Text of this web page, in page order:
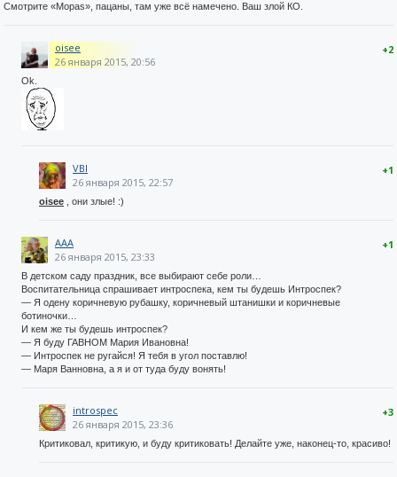
Смотрите «Mopas», пацаны, там уже всё намечено. Ваш злой КО.
+2
oisee
26 января 2015, 20:56
Ok.
+1
VBI
26 января 2015, 22:57
oisee , они злые! :)
+1
AAA
26 января 2015, 23:33
В детском саду праздник, все выбирают себе роли…
Воспитательница спрашивает интроспека, кем ты будешь Интроспек?
— Я одену коричневую рубашку, коричневый штанишки и коричневые
ботиночки…
И кем же ты будешь интроспек?
— Я буду ГАВНОМ Мария Ивановна!
— Интроспек не ругайся! Я тебя в угол поставлю!
— Маря Ванновна, а я и от туда буду вонять!
+3
introspec
26 января 2015, 23:36
Критиковал, критикую, и буду критиковать! Делайте уже, наконец-то, красиво!